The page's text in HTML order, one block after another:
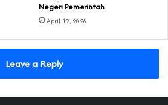
Negeri Pemerintah
April 19, 2026
Leave a Reply